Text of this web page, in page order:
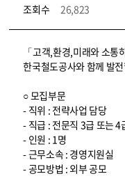
조회수
26,823
코레일소개_경영공시_채용공고 상세보기 – 내용, 파일, 담당자 연락처로 구성
「고객,환경,미래와 소통
한국철도공사와 함께 발
○ 모집부문
- 직위 : 전략사업 담당
- 직급 : 전문직 3급 또는 4
- 인원 : 1명
- 근무소속 : 경영지원실
- 공모방법 : 외부 공모